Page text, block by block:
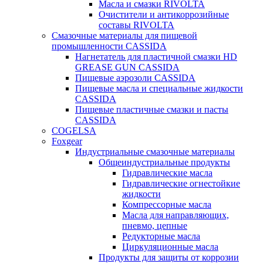
Масла и смазки RIVOLTA
Очистители и антикоррозийные
составы RIVOLTA
Смазочные материалы для пищевой
промышленности CASSIDA
Нагнетатель для пластичной смазки HD
GREASE GUN CASSIDA
Пищевые аэрозоли CASSIDA
Пищевые масла и специальные жидкости
CASSIDA
Пищевые пластичные смазки и пасты
CASSIDA
COGELSA
Foxgear
Индустриальные смазочные материалы
Общеиндустриальные продукты
Гидравлические масла
Гидравлические огнестойкие
жидкости
Компрессорные масла
Масла для направляющих,
пневмо, цепные
Редукторные масла
Циркуляционные масла
Продукты для защиты от коррозии